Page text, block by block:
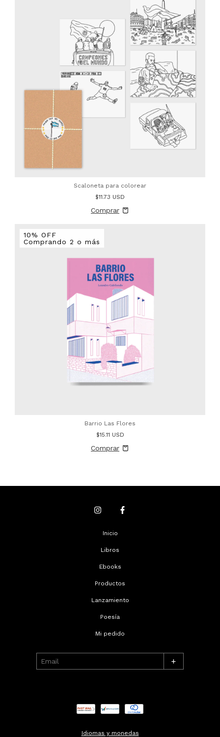
Scaloneta para colorear
$11.73 USD
10% OFF
Comprando 2 o más
Barrio Las Flores
$15.11 USD
Inicio
Libros
Ebooks
Productos
Lanzamiento
Poesía
Mi pedido
+
Idiomas y monedas